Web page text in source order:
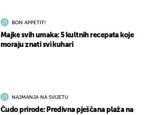
BON APPETIT!
Majke svih umaka: 5 kultnih recepata koje
moraju znati svi kuhari
NAJMANJA NA SVIJETU
Čudo prirode: Predivna pješčana plaža na